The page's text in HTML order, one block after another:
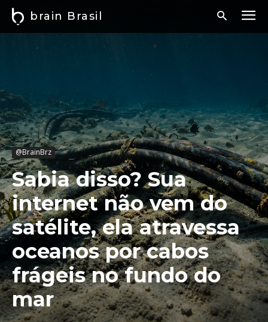
brain Brasil
@BrainBrz
Sabia disso? Sua
internet não vem do
satélite, ela atravessa
oceanos por cabos
frágeis no fundo do
mar